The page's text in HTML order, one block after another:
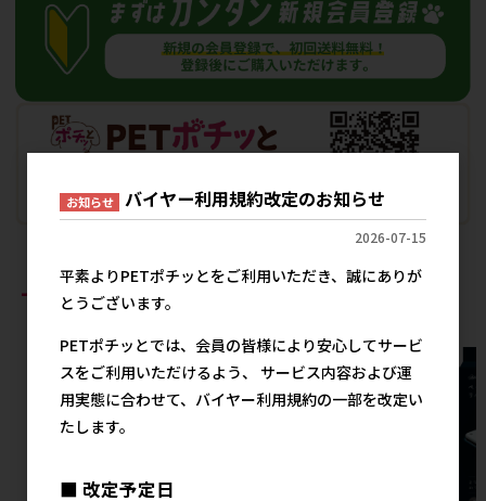
おすすめ商品
お知らせ バイヤー利用規約改定のお知らせ
2026-07-15
平素よりPETポチッとをご利用いただき、誠にありが
とうございます。
PETポチッとでは、会員の皆様により安心してサービ
スをご利用いただけるよう、 サービス内容および運
用実態に合わせて、バイヤー利用規約の一部を改定い
たします。
■ 改定予定日